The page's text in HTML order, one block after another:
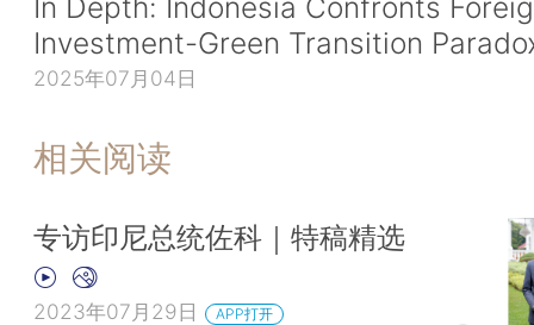
Investment-Green Transition
2025年07月04日
相关阅读
专访印尼总统佐科｜特稿精选
2023年07月29日 APP打开